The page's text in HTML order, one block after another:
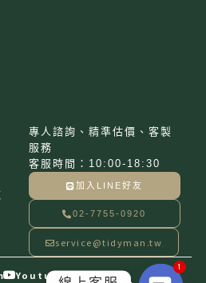
專人諮詢、精準估價、客製
服務
客服時間：10:00-18:30
加入LINE好友
02-7755-0920
service@tidyman.tw
Youtube
1